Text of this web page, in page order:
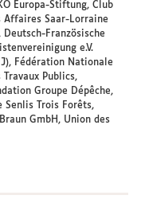
Europa-Stiftung, Club
Affaires Saar-Lorraine
Deutsch-Französische
e.V.
Fédération Nationale
Travaux Publics,
Groupe Dépêche,
Senlis Trois Forêts,
GmbH, Union des